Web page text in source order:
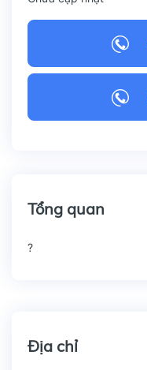
Tổng quan
?
Địa chỉ